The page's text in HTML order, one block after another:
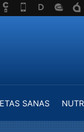
SANAS